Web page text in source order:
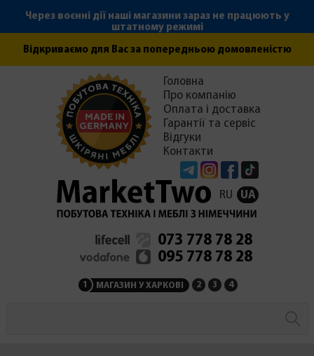
Через воєнні дії наші магазини зараз не працюють у
штатному режимі
Відкриваємо для Вас за попередньою домовленістю
TelegramInstagramFacebook
Головна
Про компанію
Оплата і доставка
Гарантії та сервіс
Відгуки
Контакти
RU UA
073 778 78 28
095 778 78 28
1 МАГАЗИН У ХАРКОВІ 2 МАГАЗИН НА
3 СЕРВІСНИЙ ЦЕНТР
4